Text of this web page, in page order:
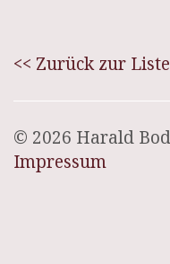
<< Zurück zur Liste
© 2026 Harald
Impressum